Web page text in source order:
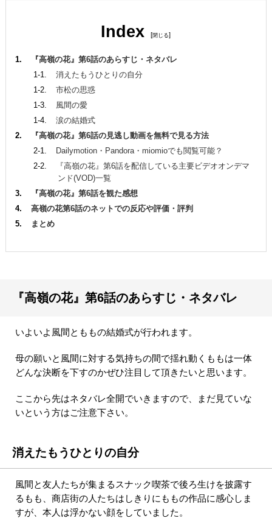
Index [ ]
『高嶺の花』第6話のあらすじ・ネタバレ
消えたもうひとりの自分
市松の思惑
風間の愛
涙の結婚式
『高嶺の花』第6話の見逃し動画を無料で見る方法
Dailymotion・Pandora・miomioでも閲覧可能？
『高嶺の花』第6話を配信している主要ビデオオンデマ
ンド(VOD)一覧
『高嶺の花』第6話を観た感想
高嶺の花第6話のネットでの反応や評価・評判
まとめ
『高嶺の花』第6話のあらすじ・ネタバレ
いよいよ風間とももの結婚式が行われます。
母の願いと風間に対する気持ちの間で揺れ動くももは一体
どんな決断を下すのかぜひ注目して頂きたいと思います。
ここから先はネタバレ全開でいきますので、まだ見ていな
いという方はご注意下さい。
消えたもうひとりの自分
風間と友人たちが集まるスナック喫茶で後ろ生けを披露す
るもも、商店街の人たちはしきりにももの作品に感心しま
すが、本人は浮かない顔をしていました。